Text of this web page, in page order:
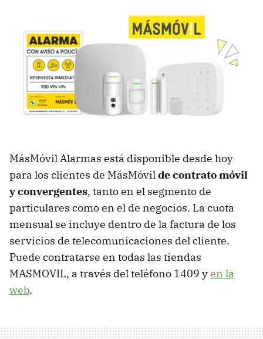
MásMóvil Alarmas está disponible desde hoy
para los clientes de MásMóvilde contrato móvil
y convergentes, tanto en el segmento de
particulares como en el de negocios. La cuota
mensual se incluye dentro de la factura de los
servicios de telecomunicaciones del cliente.
Puede contratarse en todas las tiendas
MASMOVIL, a través del teléfono 1409 yen la
web.